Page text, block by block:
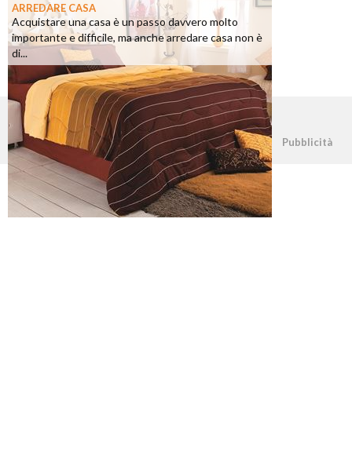
ARREDARE CASA
Acquistare una casa è un passo davvero molto
importante e difficile, ma anche arredare casa non è
di...
©2026 - casapratica.net - p.iva 03338800984 Pubblicità